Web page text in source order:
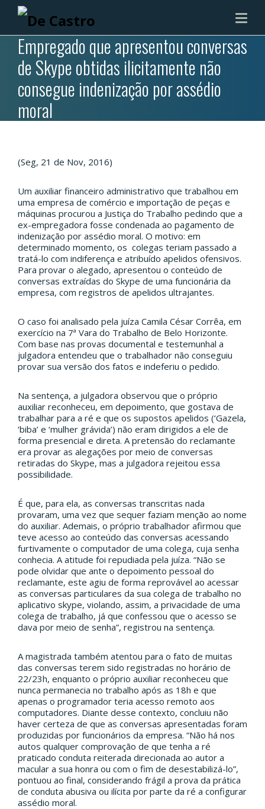
Empregado que apresentou conversas
de Skype obtidas ilicitamente não
consegue indenização por assédio
moral
(Seg, 21 de Nov, 2016)
Um auxiliar financeiro administrativo que trabalhou em
uma empresa de comércio e importação de peças e
máquinas procurou a Justiça do Trabalho pedindo que a
ex-empregadora fosse condenada ao pagamento de
indenização por assédio moral. O motivo: em
determinado momento, os colegas teriam passado a
tratá-lo com indiferença e atribuído apelidos ofensivos.
Para provar o alegado, apresentou o conteúdo de
conversas extraídas do Skype de uma funcionária da
empresa, com registros de apelidos ultrajantes.
O caso foi analisado pela juíza Camila César Corrêa, em
exercício na 7ª Vara do Trabalho de Belo Horizonte.
Com base nas provas documental e testemunhal a
julgadora entendeu que o trabalhador não conseguiu
provar sua versão dos fatos e indeferiu o pedido.
Na sentença, a julgadora observou que o próprio
auxiliar reconheceu, em depoimento, que gostava de
trabalhar para a ré e que os supostos apelidos (‘Gazela,
‘biba’ e ‘mulher grávida’) não eram dirigidos a ele de
forma presencial e direta. A pretensão do reclamante
era provar as alegações por meio de conversas
retiradas do Skype, mas a julgadora rejeitou essa
possibilidade.
É que, para ela, as conversas transcritas nada
provaram, uma vez que sequer faziam menção ao nome
do auxiliar. Ademais, o próprio trabalhador afirmou que
teve acesso ao conteúdo das conversas acessando
furtivamente o computador de uma colega, cuja senha
conhecia. A atitude foi repudiada pela juíza. “Não se
pode olvidar que ante o depoimento pessoal do
reclamante, este agiu de forma reprovável ao acessar
as conversas particulares da sua colega de trabalho no
aplicativo skype, violando, assim, a privacidade de uma
colega de trabalho, já que confessou que o acesso se
dava por meio de senha”, registrou na sentença.
A magistrada também atentou para o fato de muitas
das conversas terem sido registradas no horário de
22/23h, enquanto o próprio auxiliar reconheceu que
nunca permanecia no trabalho após as 18h e que
apenas o programador teria acesso remoto aos
computadores. Diante desse contexto, concluiu não
haver certeza de que as conversas apresentadas foram
produzidas por funcionários da empresa. “Não há nos
autos qualquer comprovação de que tenha a ré
praticado conduta reiterada direcionada ao autor a
macular a sua honra ou com o fim de desestabilizá-lo”,
pontuou ao final, considerando frágil a prova da prática
de conduta abusiva ou ilícita por parte da ré a configurar
assédio moral.